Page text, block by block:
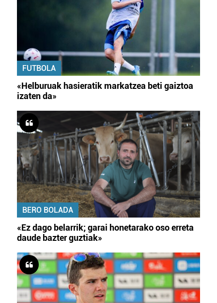
FUTBOLA
«Helburuak hasieratik markatzea beti gaiztoa
izaten da»
BERO BOLADA
«Ez dago belarrik; garai honetarako oso erreta
daude bazter guztiak»